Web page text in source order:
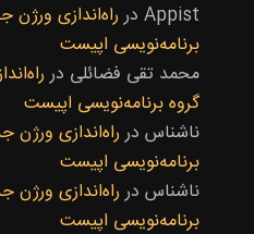
Appist درراه‌اندازی
برنامه‌نویسی اپیست
محمد تقی فضائلی در
گروه برنامه‌نویسی اپیست
ناشناس درراه‌اندازی
برنامه‌نویسی اپیست
ناشناس درراه‌اندازی
برنامه‌نویسی اپیست